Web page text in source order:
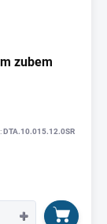
zubem
DTA.10.015.12.0SR
+